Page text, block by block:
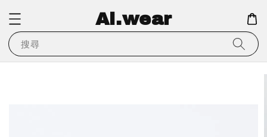
Ai.wear
搜尋